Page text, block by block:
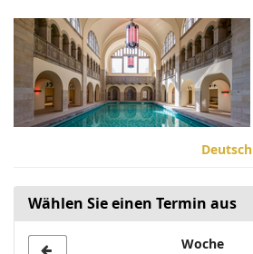
Zum
Haupt-
Inhalt
springen
Deutsch
Wählen Sie einen Termin aus
Woche